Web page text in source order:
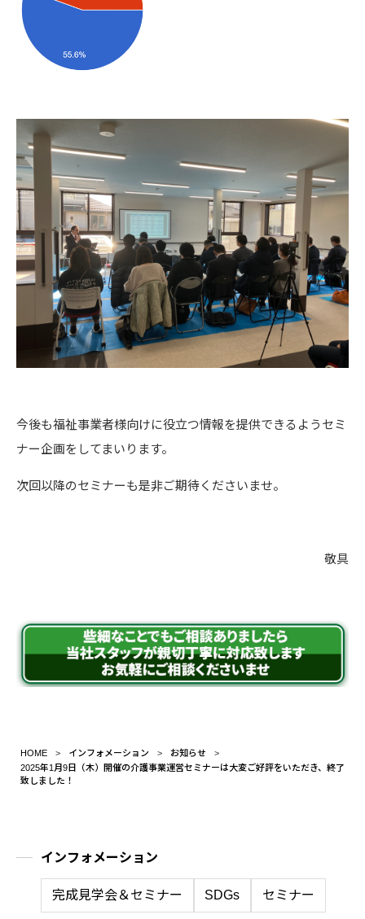
今後も福祉事業者様向けに役立つ情報を提供できるようセミ
ナー企画をしてまいります。
次回以降のセミナーも是非ご期待くださいませ。
敬具
HOME インフォメーション
お知らせ
2025年1月9日（木）開催の介護事業運営セミナーは大変ご好評をいただき、終了
致しました！
インフォメーション
完成見学会＆セミナー SDGs セミナー